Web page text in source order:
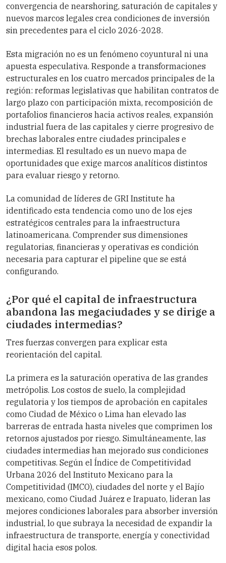
convergencia de nearshoring, saturación de capitales y
nuevos marcos legales crea condiciones de inversión
sin precedentes para el ciclo 2026-2028.
Esta migración no es un fenómeno coyuntural ni una
apuesta especulativa. Responde a transformaciones
estructurales en los cuatro mercados principales de la
región: reformas legislativas que habilitan contratos de
largo plazo con participación mixta, recomposición de
portafolios financieros hacia activos reales, expansión
industrial fuera de las capitales y cierre progresivo de
brechas laborales entre ciudades principales e
intermedias. El resultado es un nuevo mapa de
oportunidades que exige marcos analíticos distintos
para evaluar riesgo y retorno.
La comunidad de líderes de GRI Institute ha
identificado esta tendencia como uno de los ejes
estratégicos centrales para la infraestructura
latinoamericana. Comprender sus dimensiones
regulatorias, financieras y operativas es condición
necesaria para capturar el pipeline que se está
configurando.
¿Por qué el capital de infraestructura
abandona las megaciudades y se dirige a
ciudades intermedias?
Tres fuerzas convergen para explicar esta
reorientación del capital.
La primera es la saturación operativa de las grandes
metrópolis. Los costos de suelo, la complejidad
regulatoria y los tiempos de aprobación en capitales
como Ciudad de México o Lima han elevado las
barreras de entrada hasta niveles que comprimen los
retornos ajustados por riesgo. Simultáneamente, las
ciudades intermedias han mejorado sus condiciones
competitivas. Según el Índice de Competitividad
Urbana 2026 del Instituto Mexicano para la
Competitividad (IMCO), ciudades del norte y el Bajío
mexicano, como Ciudad Juárez e Irapuato, lideran las
mejores condiciones laborales para absorber inversión
industrial, lo que subraya la necesidad de expandir la
infraestructura de transporte, energía y conectividad
digital hacia esos polos.